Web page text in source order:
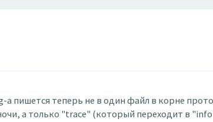
пишется теперь не в один файл в корне
а только "trace" (который переходит в